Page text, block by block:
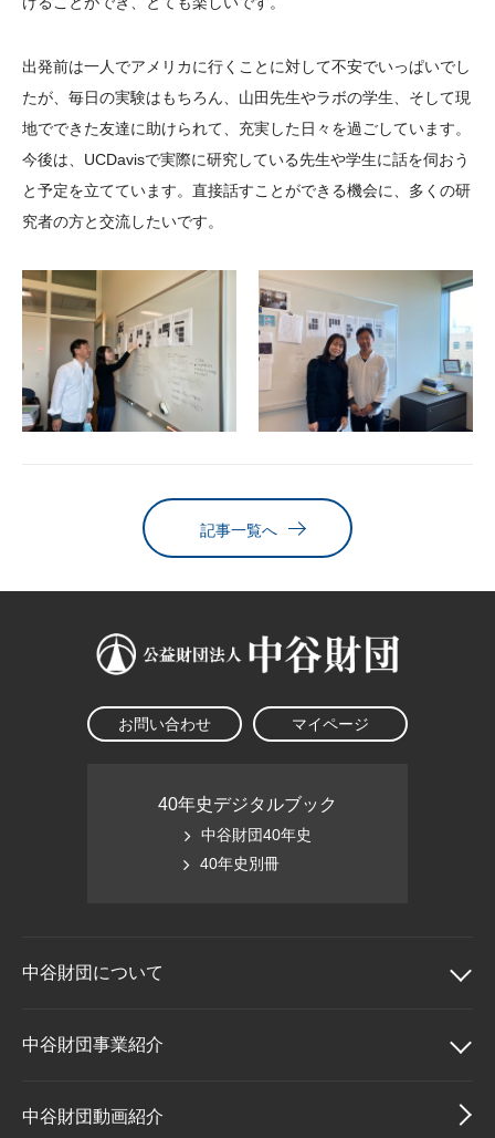
出発前は一人でアメリカに行くことに対して不安でいっぱいでし
たが、毎日の実験はもちろん、山田先生やラボの学生、そして現
地でできた友達に助けられて、充実した日々を過ごしています。
今後は、UCDavisで実際に研究している先生や学生に話を伺おう
と予定を立てています。直接話すことができる機会に、多くの研
究者の方と交流したいです。
記事一覧へ
お問い合わせ マイページ
40年史デジタルブック
中谷財団40年史
40年史別冊
中谷財団について
中谷財団について
理事長挨拶
中谷財団事業紹介
中谷財団事業紹介
中谷財団動画紹介